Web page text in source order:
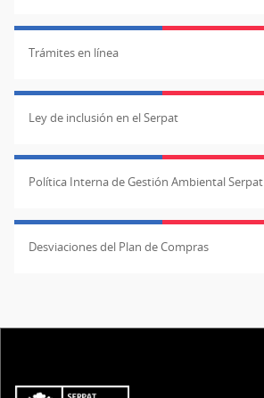
Trámites en línea
Ley de inclusión en el Serpat
Política Interna de Gestión Ambiental Serpat
Desviaciones del Plan de Compras